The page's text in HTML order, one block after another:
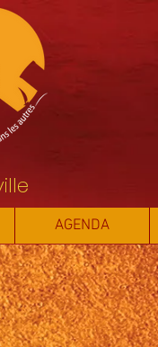
AGENDA